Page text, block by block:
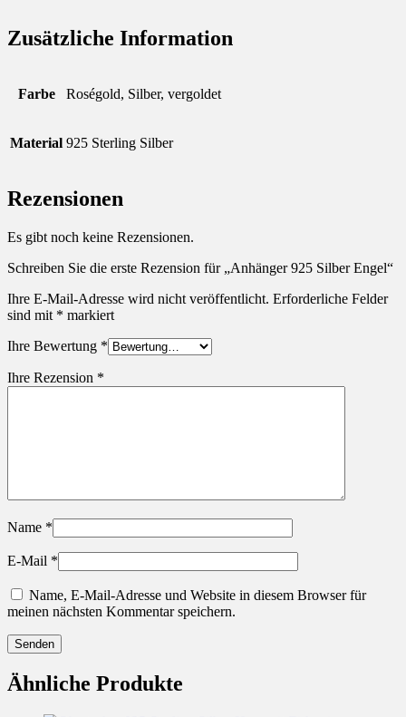
Zusätzliche Information
Farbe Roségold, Silber, vergoldet
Material 925 Sterling Silber
Rezensionen
Es gibt noch keine Rezensionen.
Schreiben Sie die erste Rezension für „Anhänger 925 Silber Engel“
Ihre E-Mail-Adresse wird nicht veröffentlicht. Erforderliche Felder
sind mit * markiert
Ihre Bewertung *
Ihre Rezension *
Name *
E-Mail *
Name, E-Mail-Adresse und Website in diesem Browser für
meinen nächsten Kommentar speichern.
Ähnliche Produkte